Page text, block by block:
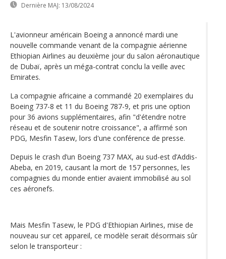
Dernière MAJ: 13/08/2024
L'avionneur américain Boeing a annoncé mardi une
nouvelle commande venant de la compagnie aérienne
Ethiopian Airlines au deuxième jour du salon aéronautique
de Dubaï, après un méga-contrat conclu la veille avec
Emirates.
La compagnie africaine a commandé 20 exemplaires du
Boeing 737-8 et 11 du Boeing 787-9, et pris une option
pour 36 avions supplémentaires, afin "d'étendre notre
réseau et de soutenir notre croissance", a affirmé son
PDG, Mesfin Tasew, lors d'une conférence de presse.
Depuis le crash d’un Boeing 737 MAX, au sud-est d’Addis-
Abeba, en 2019, causant la mort de 157 personnes, les
compagnies du monde entier avaient immobilisé au sol
ces aéronefs.
Mais Mesfin Tasew, le PDG d'Ethiopian Airlines, mise de
nouveau sur cet appareil, ce modèle serait désormais sûr
selon le transporteur :